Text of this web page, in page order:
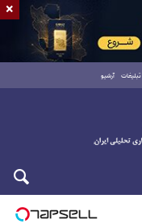
تبلیغات آرشیو
×